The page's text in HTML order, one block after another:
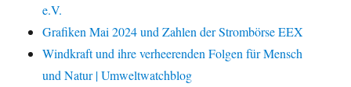
e.V.
Grafiken Mai 2024 und Zahlen der Strombörse EEX
Windkraft und ihre verheerenden Folgen für Mensch
und Natur | Umweltwatchblog